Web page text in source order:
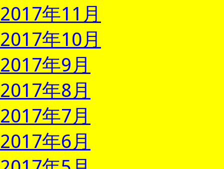
2017年11月
2017年10月
2017年9月
2017年8月
2017年7月
2017年6月